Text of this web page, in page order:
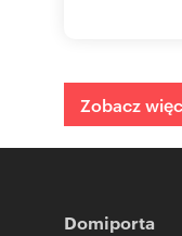
Zobacz
Domiporta